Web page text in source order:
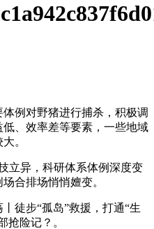
例对野猪进行捕杀，积极调
、效率差等要素，一些地域
。
异，科研体系体例深度变
合排场悄悄嬗变。
步“孤岛”救援，打通“生
险记？。